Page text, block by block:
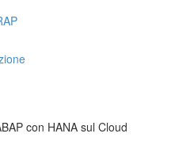
con HANA sul Cloud